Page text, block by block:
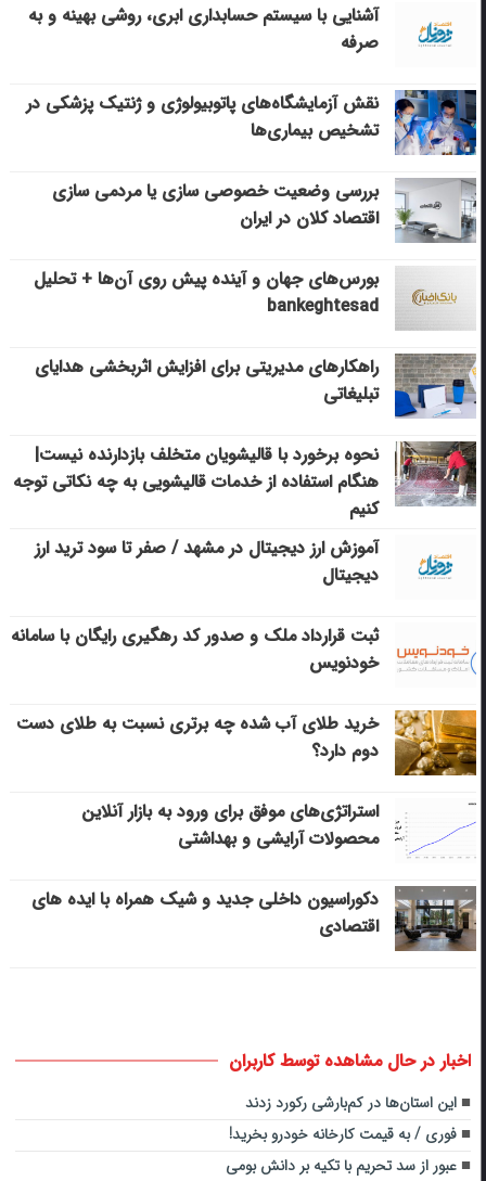
آشنایی با سیستم حسابداری ابری، روشی بهینه و به
صرفه
نقش آزمایشگاه‌های پاتوبیولوژی و ژنتیک پزشکی در
تشخیص بیماری‌ها
بررسی وضعیت خصوصی سازی یا مردمی سازی
اقتصاد کلان در ایران
بورس‌های جهان و آینده پیش روی آن‌ها + تحلیل
bankeghtesad
راهکارهای مدیریتی برای افزایش اثربخشی هدایای
تبلیغاتی
نحوه برخورد با قالیشویان متخلف بازدارنده نیست|
هنگام استفاده از خدمات قالیشویی به چه نکاتی توجه
کنیم
آموزش ارز دیجیتال در مشهد / صفر تا سود ترید ارز
دیجیتال
ثبت قرارداد ملک و صدور کد رهگیری رایگان با سامانه
خودنویس
خرید طلای آب شده چه برتری نسبت به طلای دست
دوم دارد؟
استراتژی‌های موفق برای ورود به بازار آنلاین
محصولات آرایشی و بهداشتی
دکوراسیون داخلی جدید و شیک همراه با ایده های
اقتصادی
اخبار در حال مشاهده توسط کاربران
این استان‌ها در کم‌بارشی رکورد زدند
فوری / به قیمت کارخانه خودرو بخرید!
عبور از سد تحریم با تکیه بر دانش بومی